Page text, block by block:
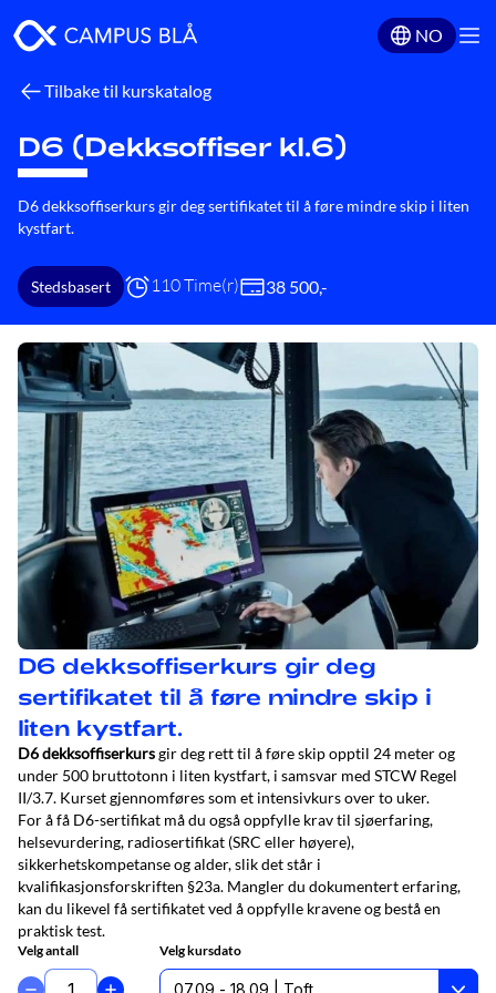
NO
Tilbake til kurskatalog
D6 (Dekksoffiser kl.6)
D6 dekksoffiserkurs gir deg sertifikatet til å føre mindre skip i liten
kystfart.
Stedsbasert 110 Time(r) 38 500,-
D6 dekksoffiserkurs gir deg
sertifikatet til å føre mindre skip i
liten kystfart.
D6 dekksoffiserkursgir deg rett til å føre skip opptil 24 meter og
under 500 bruttotonn i liten kystfart, i samsvar med STCW Regel
II/3.7. Kurset gjennomføres som et intensivkurs over to uker.
For å få D6-sertifikat må du også oppfylle krav til sjøerfaring,
helsevurdering, radiosertifikat (SRC eller høyere),
sikkerhetskompetanse og alder, slik det står i
kvalifikasjonsforskriften §23a. Mangler du dokumentert erfaring,
kan du likevel få sertifikatet ved å oppfylle kravene og bestå en
praktisk test.
Velg antall Velg kursdato